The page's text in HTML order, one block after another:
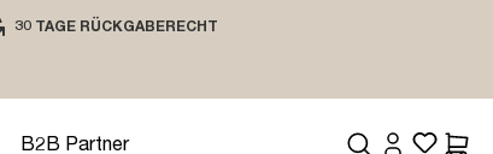
30 TAGE RÜCKGABERECHT
B2B Partner